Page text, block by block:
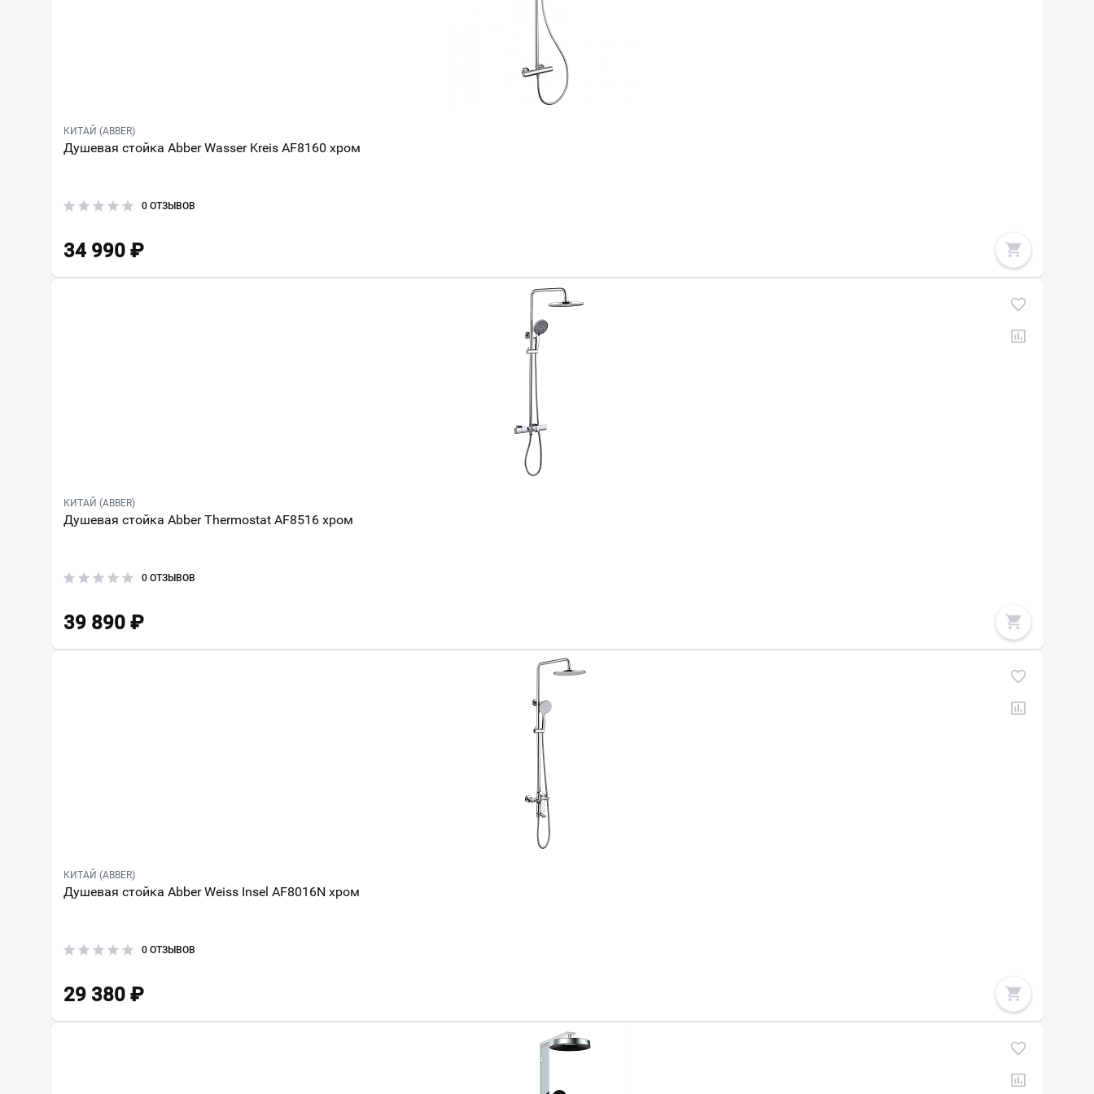
КИТАЙ (ABBER)
Душевая стойка Abber Wasser Kreis AF8160 хром
0 ОТЗЫВОВ
34 990 ₽
КИТАЙ (ABBER)
Душевая стойка Abber Thermostat AF8516 хром
0 ОТЗЫВОВ
39 890 ₽
КИТАЙ (ABBER)
Душевая стойка Abber Weiss Insel AF8016N хром
0 ОТЗЫВОВ
29 380 ₽
Ваш город